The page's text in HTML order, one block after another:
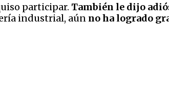
participar. También le dijo
industrial, aún no ha logrado